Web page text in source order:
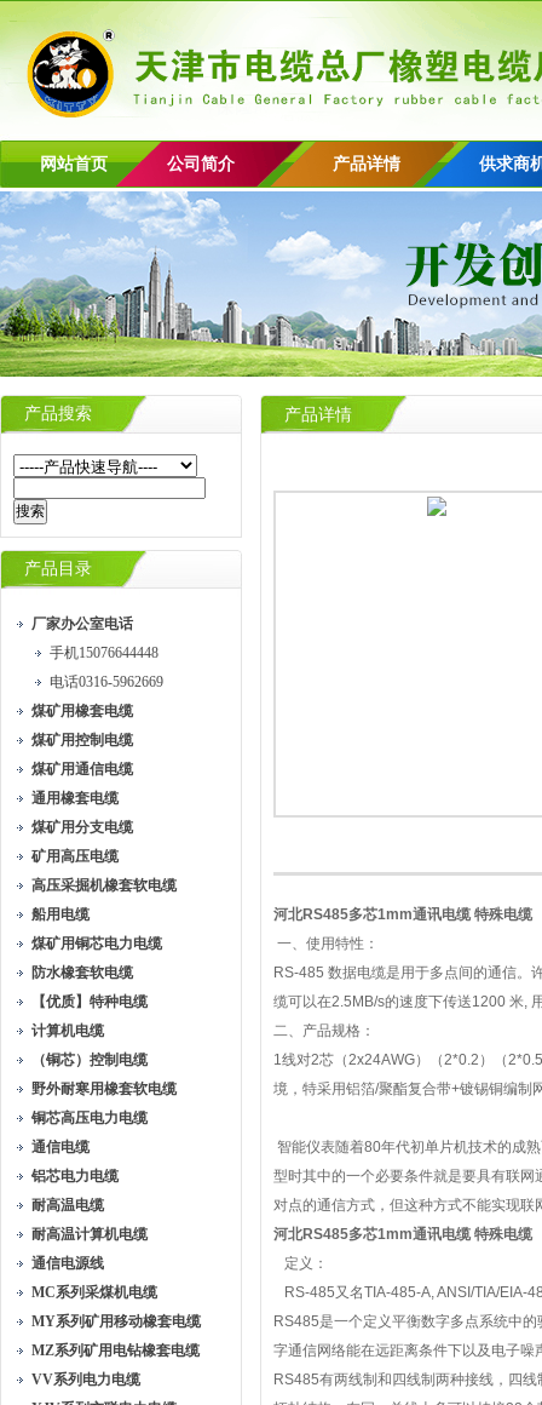
网站首页 公司简介 产品详情 供求商
产品搜索
产品目录
厂家办公室电话
手机15076644448
电话0316-5962669
煤矿用橡套电缆
煤矿用控制电缆
煤矿用通信电缆
通用橡套电缆
煤矿用分支电缆
矿用高压电缆
高压采掘机橡套软电缆
船用电缆
煤矿用铜芯电力电缆
防水橡套软电缆
【优质】特种电缆
计算机电缆
（铜芯）控制电缆
野外耐寒用橡套软电缆
铜芯高压电力电缆
通信电缆
铝芯电力电缆
耐高温电缆
耐高温计算机电缆
通信电源线
MC系列采煤机电缆
MY系列矿用移动橡套电缆
MZ系列矿用电钻橡套电缆
VV系列电力电缆
产品详情
河北RS485多芯1mm通讯电缆 特殊电缆
一、使用特性：
RS-485 数据电缆是用于多点间的通信。
缆可以在2.5MB/s的速度下传送1200 米,
二、产品规格：
1线对2芯（2x24AWG）（2*0.2）（
境，特采用铝箔/聚酯复合带+镀锡铜编制
智能仪表随着80年代初单片机技术的成
型时其中的一个必要条件就是要具有联
对点的通信方式，但这种方式不能实现
河北RS485多芯1mm通讯电缆 特殊电缆
定义：
RS-485又名TIA-485-A, ANSI/TIA/EIA-
RS485是一个定义平衡数字多点系统中
字通信网络能在远距离条件下以及电子
RS485有两线制和四线制两种接线，四